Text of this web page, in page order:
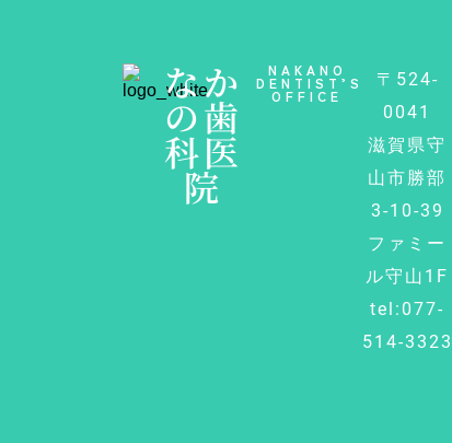
なか
の歯
科医
院
NAKANO
DENTIST’S
OFFICE
〒524-
0041
滋賀県守
山市勝部
3-10-39
ファミー
ル守山1F
tel:077-
514-3323